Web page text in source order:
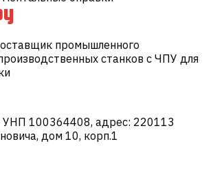
промышленного
станков с ЧПУ для
100364408, адрес: 220113
дом 10, корп.1